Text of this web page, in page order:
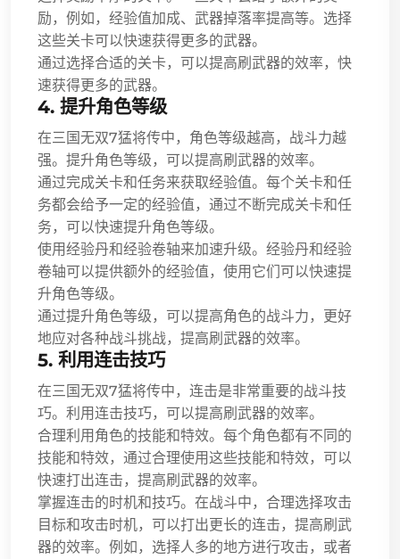
励，例如，经验值加成、武器掉落率提高等。选择
这些关卡可以快速获得更多的武器。
通过选择合适的关卡，可以提高刷武器的效率，快
速获得更多的武器。
4. 提升角色等级
在三国无双7猛将传中，角色等级越高，战斗力越
强。提升角色等级，可以提高刷武器的效率。
通过完成关卡和任务来获取经验值。每个关卡和任
务都会给予一定的经验值，通过不断完成关卡和任
务，可以快速提升角色等级。
使用经验丹和经验卷轴来加速升级。经验丹和经验
卷轴可以提供额外的经验值，使用它们可以快速提
升角色等级。
通过提升角色等级，可以提高角色的战斗力，更好
地应对各种战斗挑战，提高刷武器的效率。
5. 利用连击技巧
在三国无双7猛将传中，连击是非常重要的战斗技
巧。利用连击技巧，可以提高刷武器的效率。
合理利用角色的技能和特效。每个角色都有不同的
技能和特效，通过合理使用这些技能和特效，可以
快速打出连击，提高刷武器的效率。
掌握连击的时机和技巧。在战斗中，合理选择攻击
目标和攻击时机，可以打出更长的连击，提高刷武
器的效率。例如，选择人多的地方进行攻击，或者